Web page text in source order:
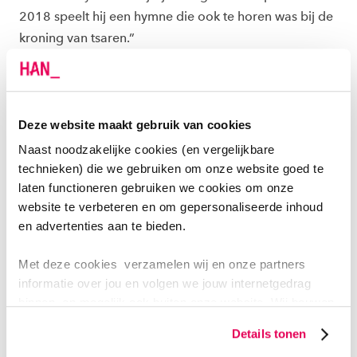
Deze website maakt gebruik van cookies
Naast noodzakelijke cookies (en vergelijkbare
technieken) die we gebruiken om onze website goed te
laten functioneren gebruiken we cookies om onze
website te verbeteren en om gepersonaliseerde inhoud
en advertenties aan te bieden.
Met deze cookies verzamelen wij en onze partners
informatie over jou en volgen we jouw internetgedrag
website en communicatie aan op jouw voorkeuren. Ook
Details tonen
2018 speelt hij een hymne die ook te horen was bij de
kroning van tsaren.”
WAAR GAAT DIT HEEN?
Beatrice schetst een drietal scenario’s “De
maar lijkt toch nog niet waarschijnlijk, omdat Poetin
daarmee niet de eenheid, maar de vernietiging van
zijn beoogde rijk zal bereiken. Het verlies van Rusland
is ook een mogelijkheid, maar dat zal nog een
Oekraïne verliest is eigenlijk geen optie, het land kan
het zich niet veroorloven om te verliezen, want dan zal
het worden vernietigd. De NAVO en de EU kunnen dat
ook niet laten gebeuren. Het is vooralsnog het meest